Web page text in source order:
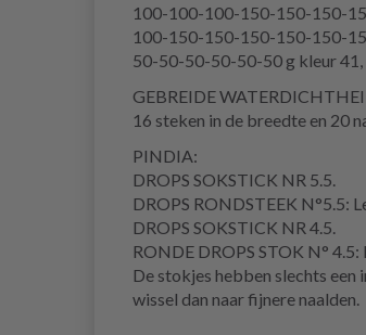
100-100-100-150-150-150-
100-150-150-150-150-150-
50-50-50-50-50-50 g kleur 41,
GEBREIDE
16 steken in de breedte en 20
PINDIA:
DROPS SOKSTICK NR 5.5.
DROPS RONDSTEEK N°5.5:
DROPS SOKSTICK NR 4.5.
RONDE DROPS STOK N°
De stokjes hebben slechts een
wissel dan naar fijnere naalden.